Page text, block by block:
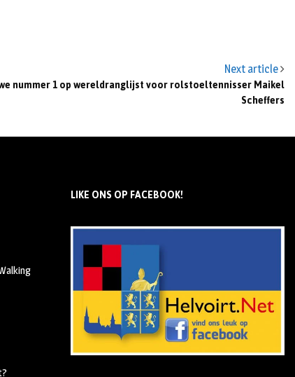
Next article
nummer 1 op wereldranglijst voor rolstoeltennisser Maikel
Scheffers
LIKE ONS OP FACEBOOK!